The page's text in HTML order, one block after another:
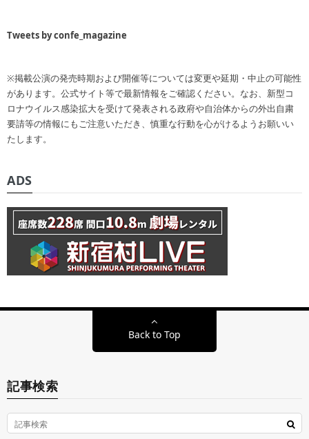
Tweets by confe_magazine
※掲載公演の発売時期および開催等については変更や延期・中止の可能性
があります。公式サイト等で最新情報をご確認ください。なお、新型コ
ロナウイルス感染拡大を受けて発表される政府や自治体からの外出自粛
要請等の情報にもご注意いただき、慎重な行動を心がけるようお願いい
たします。
ADS
Back to Top
記事検索